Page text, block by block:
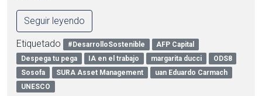
Seguir leyendo
Etiquetado #DesarrolloSostenible
AFP Capital
Despega tu pega
IA en el trabajo margarita ducci
ODS8
Sosofa
SURA Asset Management
uan Eduardo Carmach
UNESCO